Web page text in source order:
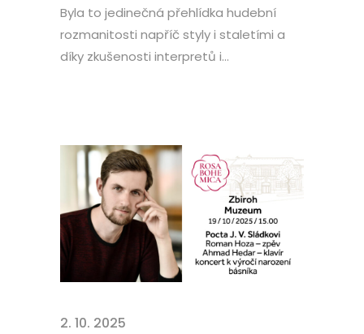
Byla to jedinečná přehlídka hudební
rozmanitosti napříč styly i staletími a
díky zkušenosti interpretů i...
2. 10. 2025